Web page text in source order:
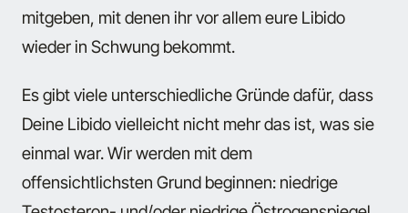
mitgeben, mit denen ihr vor allem eure Libido
wieder in Schwung bekommt.
Es gibt viele unterschiedliche Gründe dafür, dass
Deine Libido vielleicht nicht mehr das ist, was sie
einmal war. Wir werden mit dem
offensichtlichsten Grund beginnen: niedrige